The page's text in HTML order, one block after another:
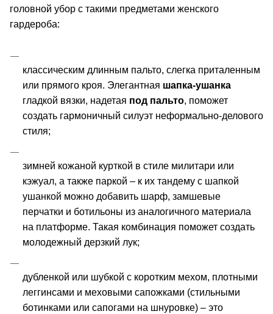
головной убор с такими предметами женского
гардероба:
классическим длинным пальто, слегка приталенным
или прямого кроя. Элегантная шапка-ушанка
гладкой вязки, надетая под пальто, поможет
создать гармоничный силуэт неформально-делового
стиля;
зимней кожаной курткой в стиле милитари или
кэжуал, а также паркой – к их тандему с шапкой
ушанкой можно добавить шарф, замшевые
перчатки и ботильоны из аналогичного материала
на платформе. Такая комбинация поможет создать
молодежный дерзкий лук;
дубленкой или шубкой с коротким мехом, плотными
леггинсами и меховыми сапожками (стильными
ботинками или сапогами на шнуровке) – это